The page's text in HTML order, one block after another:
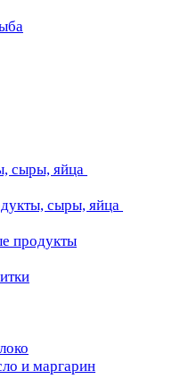
сыры, яйца
сыры, яйца
продукты
и маргарин